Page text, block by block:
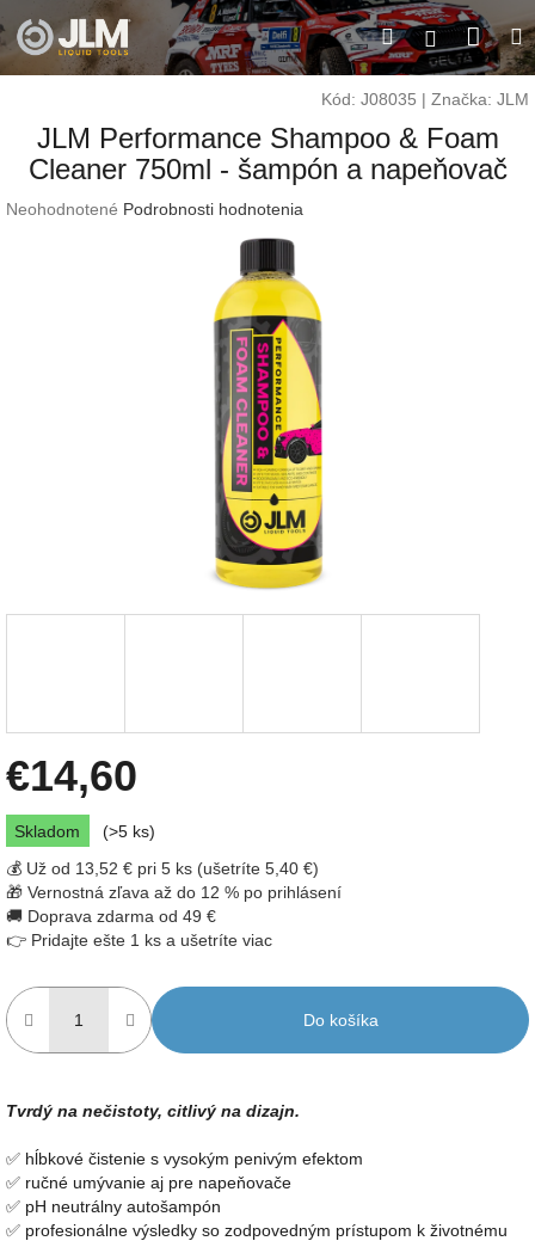
na
obsah
Hľadať
Kód: J08035 | Značka: JLM
JLM Performance Shampoo & Foam
Cleaner 750ml - šampón a napeňovač
Priemerné
Neohodnotené Podrobnosti hodnotenia
€14,60
Jednotková
cena:
Skladom
(>5 ks)
💰 Už od 13,52 € pri 5 ks (ušetríte 5,40 €)
🎁 Vernostná zľava až do 12 % po prihlásení
🚚 Doprava zdarma od 49 €
👉 Pridajte ešte 1 ks a ušetríte viac
Do košíka
Tvrdý na nečistoty, citlivý na dizajn.
✅ hĺbkové čistenie s vysokým penivým efektom
✅ ručné umývanie aj pre napeňovače
✅ pH neutrálny autošampón
✅ profesionálne výsledky so zodpovedným prístupom k životnému